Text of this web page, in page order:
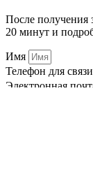
После получения
20 минут и
Имя
Телефон для
Электронная